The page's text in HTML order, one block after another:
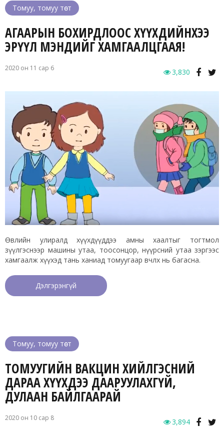
Томуу, томуу төст
АГААРЫН БОХИРДЛООС ХҮҮХДИЙНХЭЭ
ЭРҮҮЛ МЭНДИЙГ ХАМГААЛЦГААЯ!
2020 он 11 сар 6 3,830
Өвлийн улиралд хүүхдүүддээ амны хаалтыг тогтмол
зүүлгэснээр машины утаа, тоосонцор, нүүрсний утаа зэргээс
хамгаалж хүүхэд тань ханиад томуугаар өвчлөх нь багасна.
Дэлгэрэнгүй
Томуу, томуу төст
ТОМУУГИЙН ВАКЦИН ХИЙЛГЭСНИЙ
ДАРАА ХҮҮХДЭЭ ДААРУУЛАХГҮЙ,
ДУЛААН БАЙЛГААРАЙ
2020 он 10 сар 8 3,894